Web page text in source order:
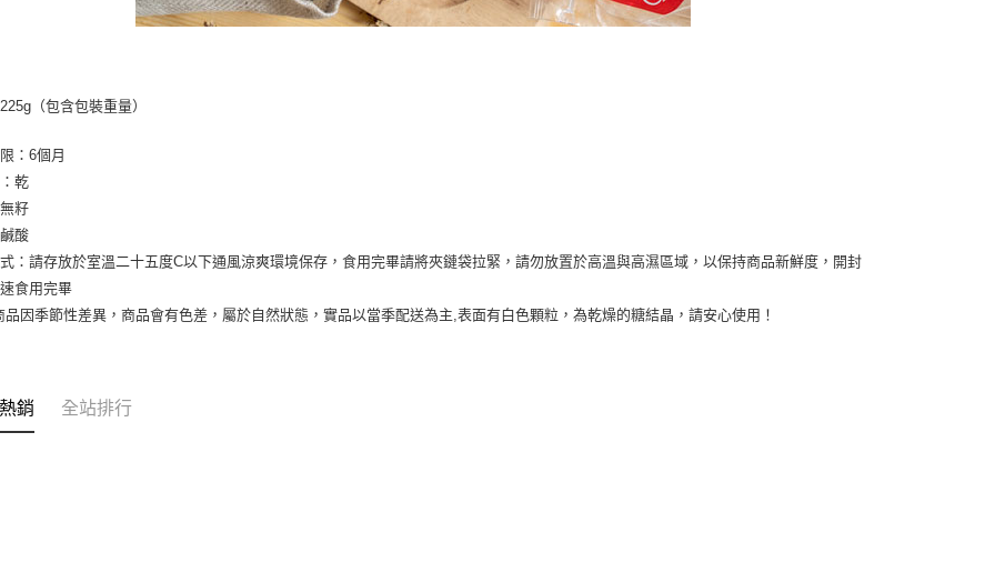
（包含包裝重量）
：6個月
乾
籽
酸
：請存放於室溫二十五度C以下通風涼爽環境保存，食用完畢請將夾鏈袋拉緊，請勿放置於高溫與高濕區域，以保持商品新鮮度，開封
食用完畢
品因季節性差異，商品會有色差，屬於自然狀態，實品以當季配送為主,表面有白色顆粒，為乾燥的糖結晶，請安心使用！
銷 全站排行